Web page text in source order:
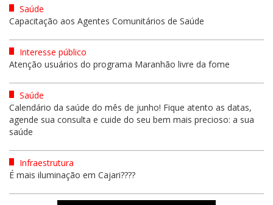
Saúde
Capacitação aos Agentes Comunitários de Saúde
Interesse público
Atenção usuários do programa Maranhão livre da fome
Saúde
Calendário da saúde do mês de junho! Fique atento as datas,
agende sua consulta e cuide do seu bem mais precioso: a sua
saúde
Infraestrutura
É mais iluminação em Cajari????